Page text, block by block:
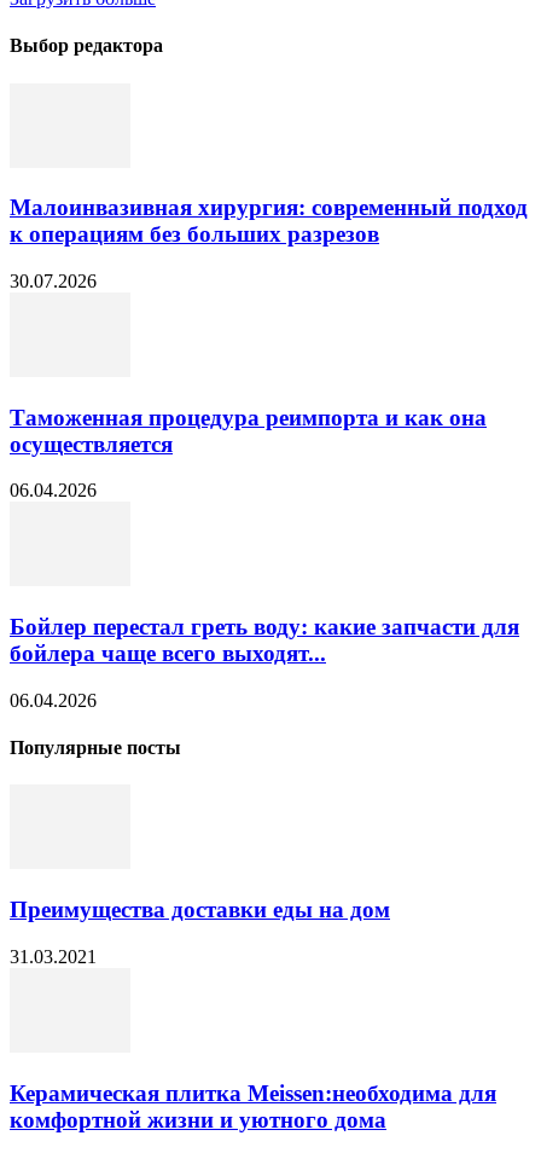
Выбор редактора
Малоинвазивная хирургия: современный подход
к операциям без больших разрезов
30.07.2026
Таможенная процедура реимпорта и как она
осуществляется
06.04.2026
Бойлер перестал греть воду: какие запчасти для
бойлера чаще всего выходят...
06.04.2026
Популярные посты
Преимущества доставки еды на дом
31.03.2021
Керамическая плитка Meissen:необходима для
комфортной жизни и уютного дома